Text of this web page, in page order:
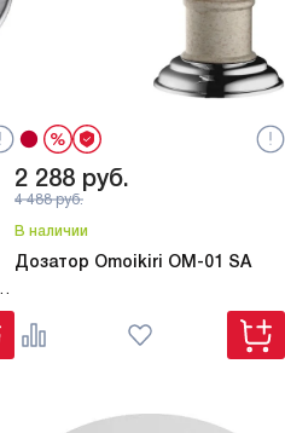
2 288 руб.
4 488руб.
В наличии
Дозатор Omoikiri OM-01 SA